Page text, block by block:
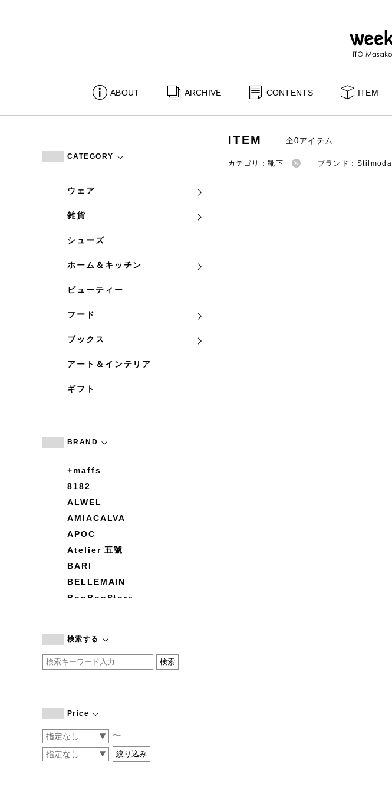
ABOUT ARCHIVE CONTENTS ITEM
CATEGORY
ウェア
雑貨
シューズ
ホーム＆キッチン
ビューティー
フード
ブックス
アート＆インテリア
ギフト
BRAND
+maffs
8182
ALWEL
AMIACALVA
APOC
Atelier 五號
BARI
BELLEMAIN
BonBonStore
by basics
CATWORTH
COGTHEBIGSMOKE
CONVERSE
DEAN & DELUCA
検索する
Price
〜
ITEM 全0アイテム
カテゴリ：靴下 ブランド：Stilmoda